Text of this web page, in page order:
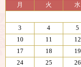
月
火 水
3
4 5
10
11 12
17
18 19
24
25 26